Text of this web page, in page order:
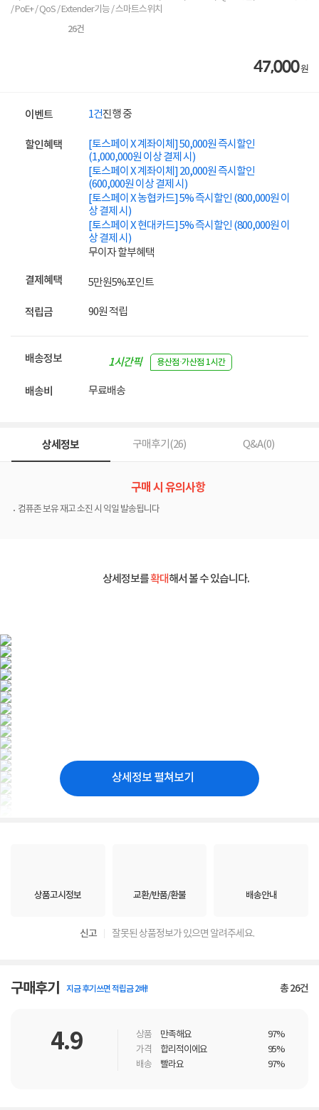
/ PoE+ / QoS / Extender기능 / 스마트스위치
26건
47,000원
이벤트 1건진행 중
할인혜택
[토스페이 X 계좌이체] 50,000원 즉시할인
(1,000,000원 이상 결제 시)
[토스페이 X 계좌이체] 20,000원 즉시할인
(600,000원 이상 결제 시)
[토스페이 X 농협카드] 5% 즉시할인 (800,000원 이
상 결제 시)
[토스페이 X 현대카드] 5% 즉시할인 (800,000원 이
상 결제 시)
무이자 할부혜택
결제혜택 5만원5%포인트
적립금 90원 적립
배송정보
1시간픽
용산점·가산점 1시간
배송비 무료배송
상세정보 구매후기(26) Q&A(0)
구매 시 유의사항
컴퓨존 보유 재고 소진 시 익일 발송됩니다
상세정보를확대해서 볼 수 있습니다.
상세정보 펼쳐보기
상품고시정보 교환/반품/환불 배송안내
신고 잘못된 상품정보가 있으면 알려주세요.
구매후기 지금 후기쓰면 적립금 2배! 총26건
4.9 상품 만족해요
97%
가격
합리적이에요
95%
배송
빨라요 97%